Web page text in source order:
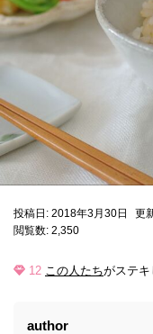
投稿日: 2018年3月30日
更
閲覧数: 2,350
12 この人たちがステキ
author